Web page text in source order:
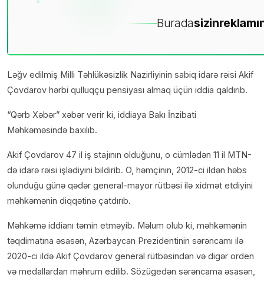
Buradasizin
Ləğv edilmiş Milli Təhlükəsizlik Nazirliyinin sabiq idarə rəisi Akif
Çovdarov hərbi qulluqçu pensiyası almaq üçün iddia qaldırıb.
“Qərb Xəbər” xəbər verir ki, iddiaya Bakı İnzibati
Məhkəməsində baxılıb.
Akif Çovdarov 47 il iş stajının olduğunu, o cümlədən 11 il MTN-
də idarə rəisi işlədiyini bildirib. O, həmçinin, 2012-ci ildən həbs
olunduğu günə qədər general-mayor rütbəsi ilə xidmət etdiyini
məhkəmənin diqqətinə çatdırıb.
Məhkəmə iddianı təmin etməyib. Məlum olub ki, məhkəmənin
təqdimatına əsasən, Azərbaycan Prezidentinin sərəncamı ilə
2020-ci ildə Akif Çovdarov general rütbəsindən və digər orden
və medallardan məhrum edilib. Sözügedən sərəncama əsasən,